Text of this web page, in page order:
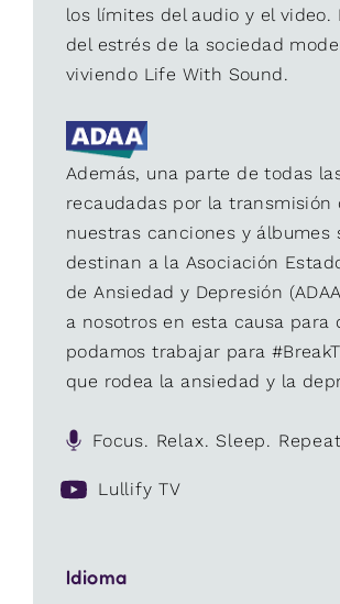
los límites del audio y el video.
del estrés de la sociedad
viviendo Life With Sound.
Además, una parte de todas
recaudadas por la transmisión
nuestras canciones y álbumes
destinan a la Asociación
de Ansiedad y Depresión
a nosotros en esta causa para
podamos trabajar para
que rodea la ansiedad y la
Focus. Relax. Sleep.
Lullify TV
Idioma